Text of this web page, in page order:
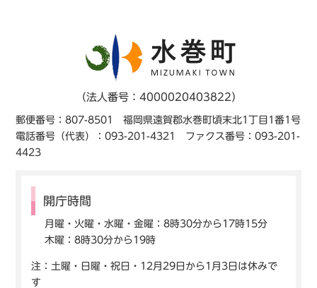
（法人番号：4000020403822）
郵便番号：807-8501 福岡県遠賀郡水巻町頃末北1丁目1番1号
電話番号（代表）：093-201-4321 ファクス番号：093-201-
4423
開庁時間
月曜・火曜・水曜・金曜：8時30分から17時15分
木曜：8時30分から19時
注：土曜・日曜・祝日・12月29日から1月3日は休みで
す